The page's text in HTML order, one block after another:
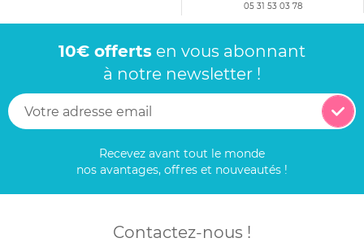
05 31 53 03 78
10€ offerts en vous abonnant
à notre newsletter !
Recevez avant tout le monde
nos avantages, offres et nouveautés !
Contactez-nous !